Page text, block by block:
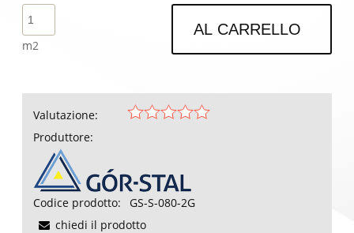
m2
AL CARRELLO
Valutazione:
Produttore:
Codice prodotto:
GS-S-080-2G
chiedi il prodotto